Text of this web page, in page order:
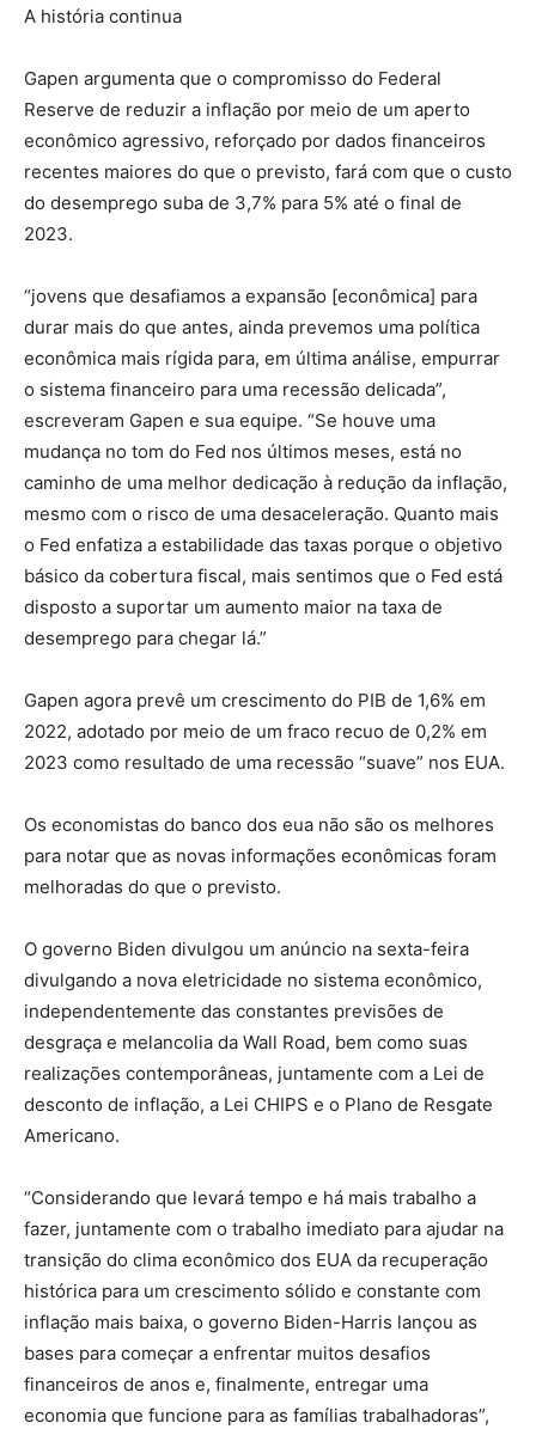
A história continua
Gapen argumenta que o compromisso do Federal
Reserve de reduzir a inflação por meio de um aperto
econômico agressivo, reforçado por dados financeiros
recentes maiores do que o previsto, fará com que o custo
do desemprego suba de 3,7% para 5% até o final de
2023.
“jovens que desafiamos a expansão [econômica] para
durar mais do que antes, ainda prevemos uma política
econômica mais rígida para, em última análise, empurrar
o sistema financeiro para uma recessão delicada”,
escreveram Gapen e sua equipe. “Se houve uma
mudança no tom do Fed nos últimos meses, está no
caminho de uma melhor dedicação à redução da inflação,
mesmo com o risco de uma desaceleração. Quanto mais
o Fed enfatiza a estabilidade das taxas porque o objetivo
básico da cobertura fiscal, mais sentimos que o Fed está
disposto a suportar um aumento maior na taxa de
desemprego para chegar lá.”
Gapen agora prevê um crescimento do PIB de 1,6% em
2022, adotado por meio de um fraco recuo de 0,2% em
2023 como resultado de uma recessão “suave” nos EUA.
Os economistas do banco dos eua não são os melhores
para notar que as novas informações econômicas foram
melhoradas do que o previsto.
O governo Biden divulgou um anúncio na sexta-feira
divulgando a nova eletricidade no sistema econômico,
independentemente das constantes previsões de
desgraça e melancolia da Wall Road, bem como suas
realizações contemporâneas, juntamente com a Lei de
desconto de inflação, a Lei CHIPS e o Plano de Resgate
Americano.
“Considerando que levará tempo e há mais trabalho a
fazer, juntamente com o trabalho imediato para ajudar na
transição do clima econômico dos EUA da recuperação
histórica para um crescimento sólido e constante com
inflação mais baixa, o governo Biden-Harris lançou as
bases para começar a enfrentar muitos desafios
financeiros de anos e, finalmente, entregar uma
economia que funcione para as famílias trabalhadoras”,